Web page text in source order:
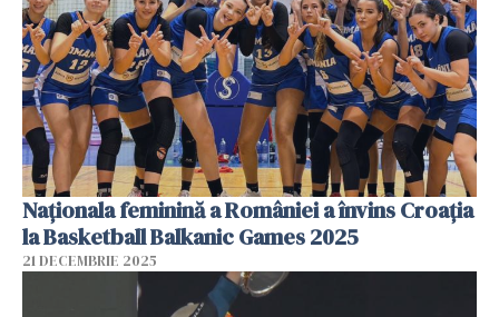
Naționala feminină a României a învins Croația
la Basketball Balkanic Games 2025
21 DECEMBRIE 2025